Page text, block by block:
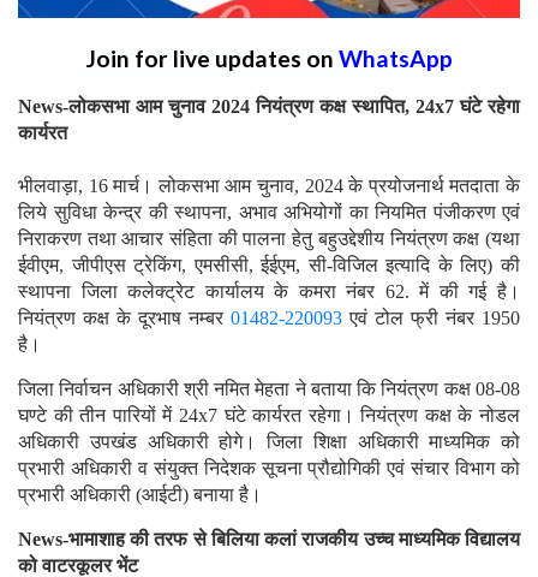
Join for live updates on WhatsApp
News-लोकसभा आम चुनाव 2024 नियंत्रण कक्ष स्थापित, 24x7 घंटे रहेगा
कार्यरत
भीलवाड़ा, 16 मार्च। लोकसभा आम चुनाव, 2024 के प्रयोजनार्थ मतदाता के
लिये सुविधा केन्द्र की स्थापना, अभाव अभियोगों का नियमित पंजीकरण एवं
निराकरण तथा आचार संहिता की पालना हेतु बहुउद्देशीय नियंत्रण कक्ष (यथा
ईवीएम, जीपीएस ट्रेकिंग, एमसीसी, ईईएम, सी-विजिल इत्यादि के लिए) की
स्थापना जिला कलेक्ट्रेट कार्यालय के कमरा नंबर 62. में की गई है।
नियंत्रण कक्ष के दूरभाष नम्बर 01482-220093 एवं टोल फ्री नंबर 1950
है।
जिला निर्वाचन अधिकारी श्री नमित मेहता ने बताया कि नियंत्रण कक्ष 08-08
घण्टे की तीन पारियों में 24x7 घंटे कार्यरत रहेगा। नियंत्रण कक्ष के नोडल
अधिकारी उपखंड अधिकारी होगे। जिला शिक्षा अधिकारी माध्यमिक को
प्रभारी अधिकारी व संयुक्त निदेशक सूचना प्रौद्योगिकी एवं संचार विभाग को
प्रभारी अधिकारी (आईटी) बनाया है।
News-भामाशाह की तरफ से बिलिया कलां राजकीय उच्च माध्यमिक विद्यालय
को वाटरकूलर भेंट